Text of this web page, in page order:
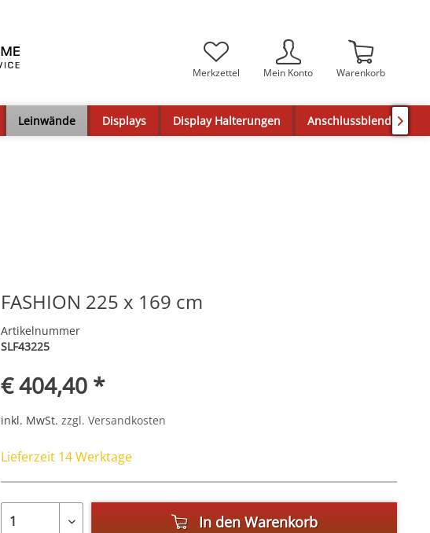
Merkzettel Mein Konto Warenkorb
Leinwände Displays Display Halterungen Anschlussblenden

FASHION 225 x 169 cm
Artikelnummer
SLF43225
€ 404,40 *
inkl. MwSt. zzgl. Versandkosten
Lieferzeit 14 Werktage
In den Warenkorb